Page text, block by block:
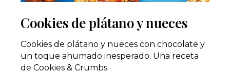
Cookies de plátano y nueces
Cookies de plátano y nueces con chocolate y
un toque ahumado inesperado. Una receta
de Cookies & Crumbs.